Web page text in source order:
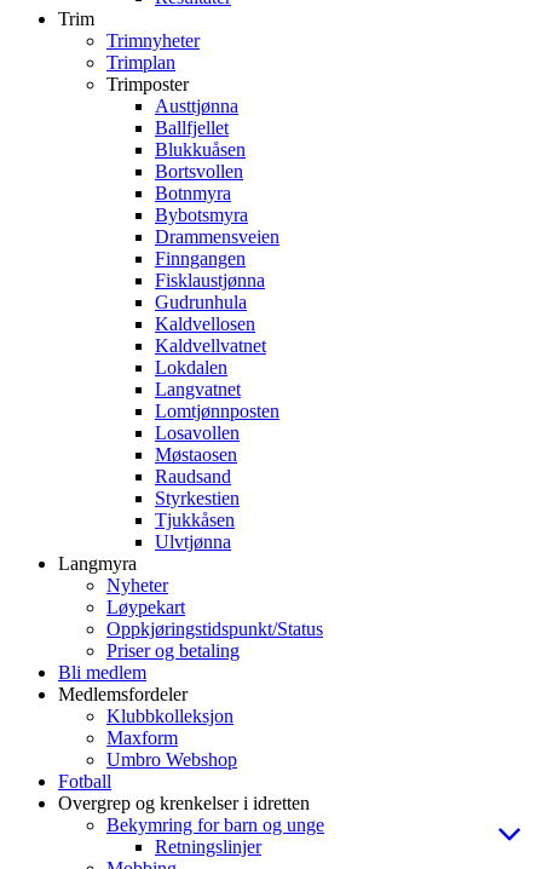
Trim
Trimnyheter
Trimplan
Trimposter
Austtjønna
Ballfjellet
Blukkuåsen
Bortsvollen
Botnmyra
Bybotsmyra
Drammensveien
Finngangen
Fisklaustjønna
Gudrunhula
Kaldvellosen
Kaldvellvatnet
Lokdalen
Langvatnet
Lomtjønnposten
Losavollen
Møstaosen
Raudsand
Styrkestien
Tjukkåsen
Ulvtjønna
Langmyra
Nyheter
Løypekart
Oppkjøringstidspunkt/Status
Priser og betaling
Bli medlem
Medlemsfordeler
Klubbkolleksjon
Maxform
Umbro Webshop
Fotball
Overgrep og krenkelser i idretten
Bekymring for barn og unge
Retningslinjer